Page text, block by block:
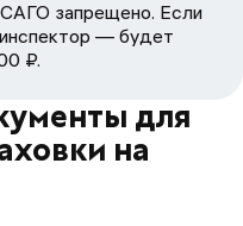
запрещено. Если
— будет
₽.
для
на